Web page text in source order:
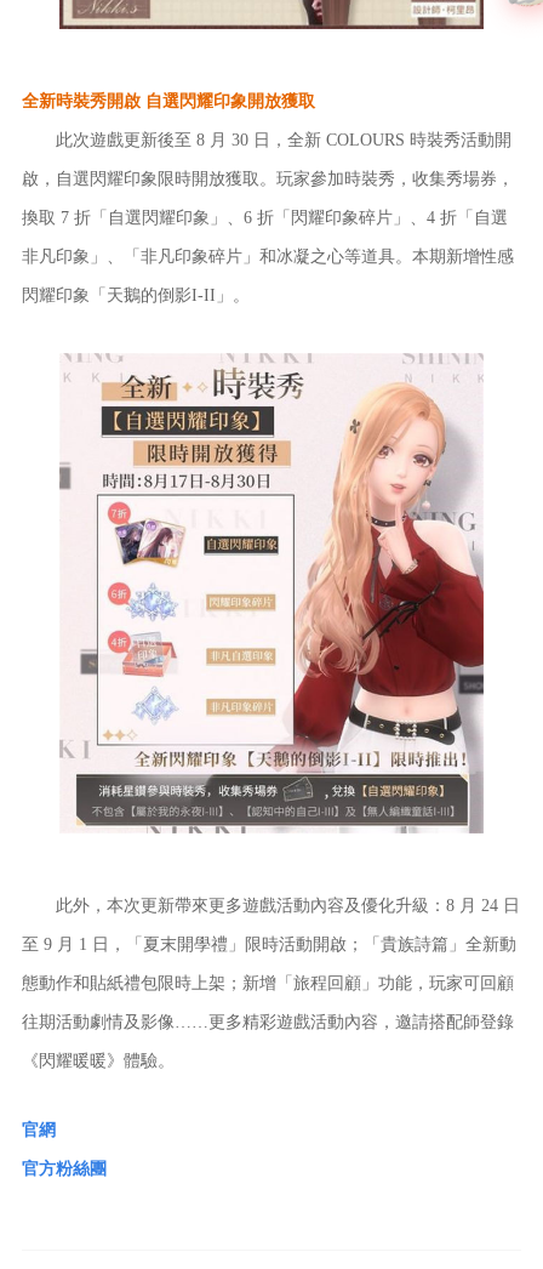
全新時裝秀開啟 自選閃耀印象開放獲取
此次遊戲更新後至 8 月 30 日，全新 COLOURS 時裝秀活動開
啟，自選閃耀印象限時開放獲取。玩家參加時裝秀，收集秀場券，
換取 7 折「自選閃耀印象」、6 折「閃耀印象碎片」、4 折「自選
非凡印象」、「非凡印象碎片」和冰凝之心等道具。本期新增性感
閃耀印象「天鵝的倒影I-II」。
此外，本次更新帶來更多遊戲活動內容及優化升級：8 月 24 日
至 9 月 1 日，「夏末開學禮」限時活動開啟；「貴族詩篇」全新動
態動作和貼紙禮包限時上架；新增「旅程回顧」功能，玩家可回顧
往期活動劇情及影像……更多精彩遊戲活動內容，邀請搭配師登錄
《閃耀暖暖》體驗。
官網
官方粉絲團